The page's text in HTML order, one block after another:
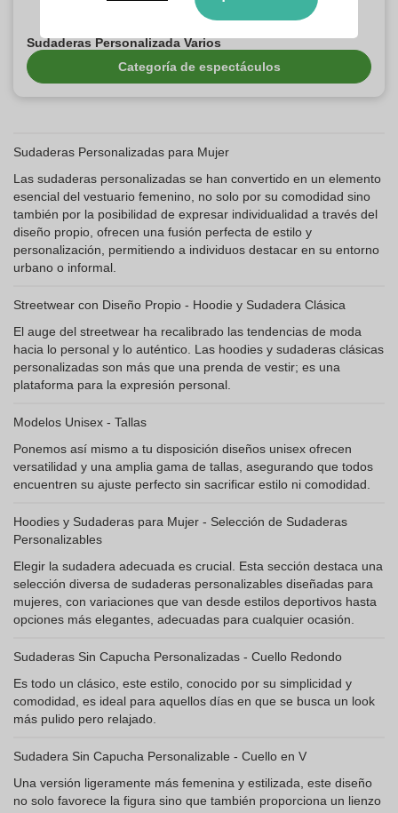
Sudaderas Personalizada Varios
Categoría de espectáculos
Sudaderas Personalizadas para Mujer
Las sudaderas personalizadas se han convertido en un elemento
esencial del vestuario femenino, no solo por su comodidad sino
también por la posibilidad de expresar individualidad a través del
diseño propio, ofrecen una fusión perfecta de estilo y
personalización, permitiendo a individuos destacar en su entorno
urbano o informal.
Streetwear con Diseño Propio - Hoodie y Sudadera Clásica
El auge del streetwear ha recalibrado las tendencias de moda
hacia lo personal y lo auténtico. Las hoodies y sudaderas clásicas
personalizadas son más que una prenda de vestir; es una
plataforma para la expresión personal.
Modelos Unisex - Tallas
Ponemos así mismo a tu disposición diseños unisex ofrecen
versatilidad y una amplia gama de tallas, asegurando que todos
encuentren su ajuste perfecto sin sacrificar estilo ni comodidad.
Hoodies y Sudaderas para Mujer - Selección de Sudaderas
Personalizables
Elegir la sudadera adecuada es crucial. Esta sección destaca una
selección diversa de sudaderas personalizables diseñadas para
mujeres, con variaciones que van desde estilos deportivos hasta
opciones más elegantes, adecuadas para cualquier ocasión.
Sudaderas Sin Capucha Personalizadas - Cuello Redondo
Es todo un clásico, este estilo, conocido por su simplicidad y
comodidad, es ideal para aquellos días en que se busca un look
más pulido pero relajado.
Sudadera Sin Capucha Personalizable - Cuello en V
Una versión ligeramente más femenina y estilizada, este diseño
no solo favorece la figura sino que también proporciona un lienzo